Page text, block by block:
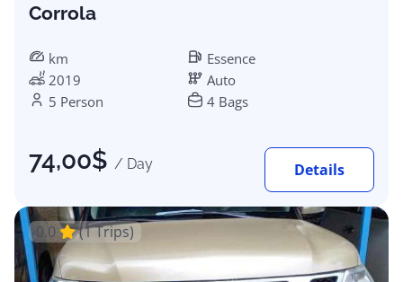
Corrola
km
Essence
2019
Auto
5 Person
4 Bags
74,00$ / Day Details
0.0 (1 Trips)